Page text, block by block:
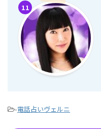
11
-電話占いヴェルニ